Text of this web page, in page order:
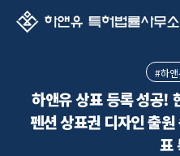
#하
하앤유 상표 등록 성공!
펜션 상표권 디자인 출
표